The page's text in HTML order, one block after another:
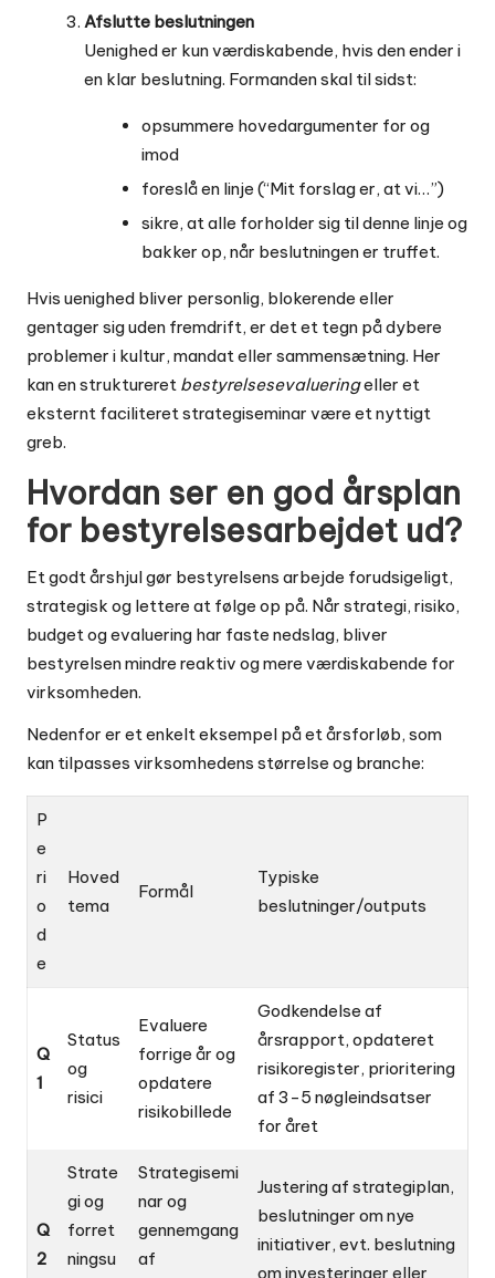
Afslutte beslutningen
Uenighed er kun værdiskabende, hvis den ender i
en klar beslutning. Formanden skal til sidst:
opsummere hovedargumenter for og
imod
foreslå en linje (“Mit forslag er, at vi…”)
sikre, at alle forholder sig til denne linje og
bakker op, når beslutningen er truffet.
Hvis uenighed bliver personlig, blokerende eller
gentager sig uden fremdrift, er det et tegn på dybere
problemer i kultur, mandat eller sammensætning. Her
kan en struktureret bestyrelsesevalueringeller et
eksternt faciliteret strategiseminar være et nyttigt
greb.
Hvordan ser en god årsplan
for bestyrelsesarbejdet ud?
Et godt årshjul gør bestyrelsens arbejde forudsigeligt,
strategisk og lettere at følge op på. Når strategi, risiko,
budget og evaluering har faste nedslag, bliver
bestyrelsen mindre reaktiv og mere værdiskabende for
virksomheden.
Nedenfor er et enkelt eksempel på et årsforløb, som
kan tilpasses virksomhedens størrelse og branche:
P
e
ri
o
d
e
Hoved
tema
Formål
Typiske
beslutninger/outputs
Q
1
Status
og
risici
Evaluere
forrige år og
opdatere
risikobillede
Godkendelse af
årsrapport, opdateret
risikoregister, prioritering
af 3-5 nøgleindsatser
for året
Q
2
Strate
gi og
forret
ningsu
Strategisemi
nar og
gennemgang
af
Justering af strategiplan,
beslutninger om nye
initiativer, evt. beslutning
om investeringer eller